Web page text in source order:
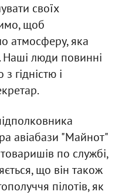
своїх
щоб
атмосферу, яка
Наші люди повинні
гідністю і
авіабази "Майнот"
по службі,
що він також
пілотів, як